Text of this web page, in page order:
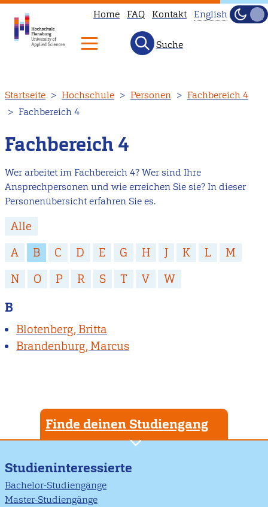
zum
Inhalt
Home FAQ Kontakt
not
to
page
English
Hell
Suche
Startseite Hochschule Personen
Fachbereich 4
Fachbereich 4
Fachbereich 4
Wer arbeitet im Fachbereich 4? Wer sind Ihre
Ansprechpersonen und wie erreichen Sie sie? In dieser
Personenübersicht erfahren Sie es.
Alle
A
B C D E G H J K L
M
N
O P R S T V W
B
Blotenberg, Britta
Brandenburg, Marcus
Finde deinen Studiengang
Studieninteressierte
Bachelor-Studiengänge
Master-Studiengänge